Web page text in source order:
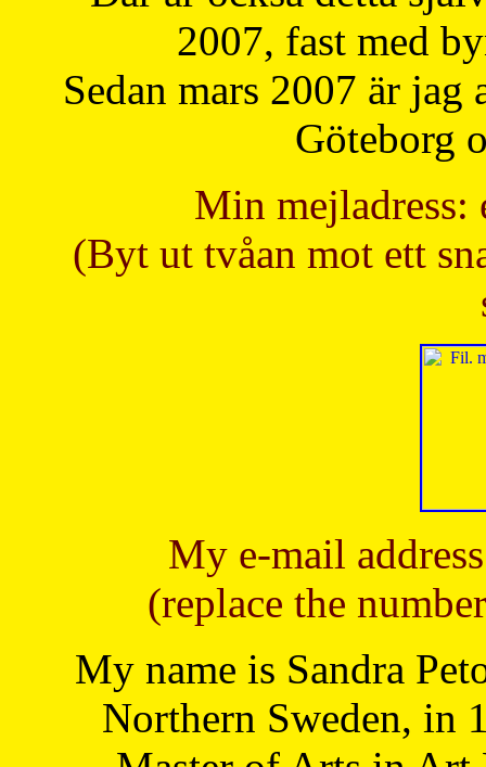
2007, fast med
Sedan mars 2007 är
Göteborg
Min mejladress:
(Byt ut tvåan mot ett
My e-mail
(replace the
My name is Sandra
Northern Sweden, in